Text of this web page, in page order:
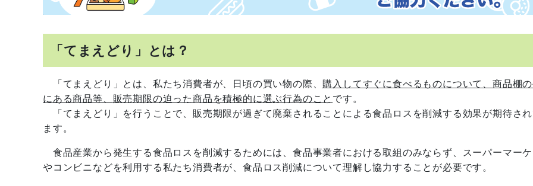
「てまえどり」とは？
「てまえどり」とは、私たち消費者が、日頃の買い物の際、 購入してすぐに食べるものについて、商品棚
にある商品等、 販売期限の迫った商品を積極的に選ぶ行為のこと です。
「てまえどり」を行うことで、販売期限が過ぎて廃棄されることによる食品ロスを削減する効果が期待さ
ます。
食品産業から発生する食品ロスを削減するためには、食品事業者における取組のみならず、スーパーマー
やコンビニなどを利用する私たち消費者が、食品ロス削減について理解し協力することが必要です。